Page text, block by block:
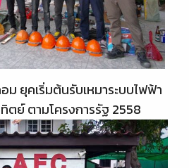
ยุคเริ่มต้นรับเหมาระบบไฟฟ้า
ตย์ ตามโครงการรัฐ 2558